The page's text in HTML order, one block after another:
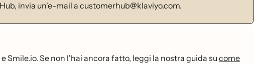
invia un'e-mail a customerhub@klaviyo.com.
Se non l'hai ancora fatto, leggi la nostra guida sucome